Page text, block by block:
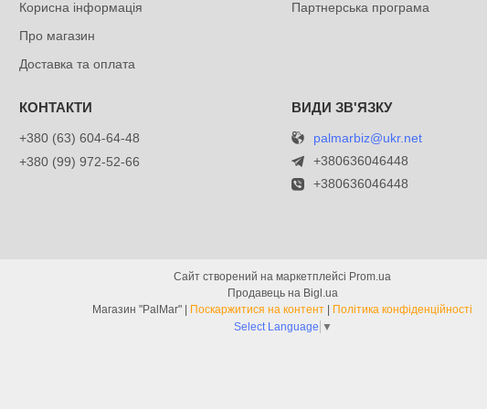
Корисна інформація
Про магазин
Доставка та оплата
Партнерська програма
+380 (63) 604-64-48
+380 (99) 972-52-66
palmarbiz@ukr.net
+380636046448
+380636046448
Сайт створений на маркетплейсі Prom.ua
Продавець на Bigl.ua
Поскаржитися на контент
Політика конфіденційності
Select Language ▼